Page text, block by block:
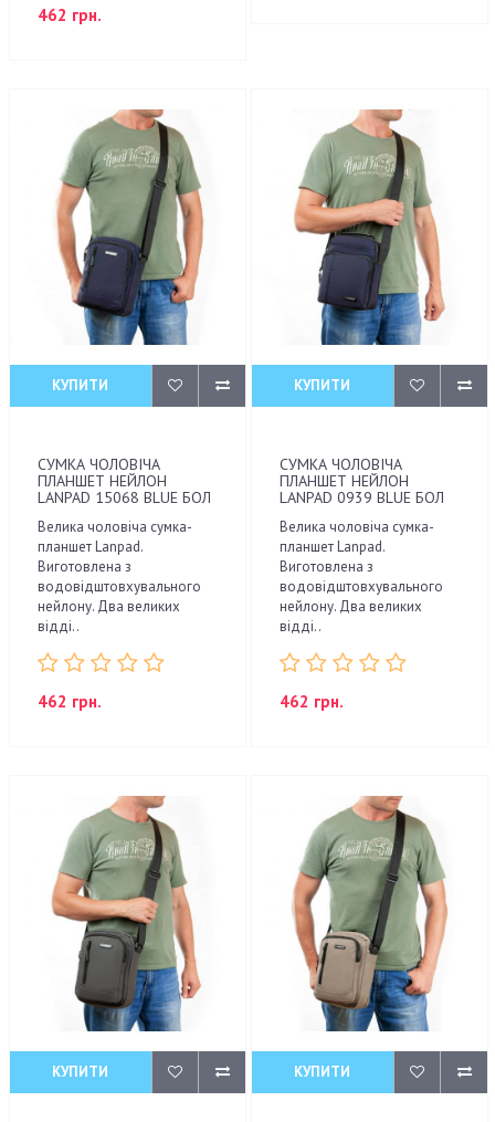
462 грн.
КУПИТИ
СУМКА ЧОЛОВІЧА
ПЛАНШЕТ НЕЙЛОН
LANPAD 15068 BLUE БОЛ
Велика чоловіча сумка-
планшет Lanpad.
Виготовлена з
водовідштовхувального
нейлону. Два великих
відді..
462 грн.
КУПИТИ
СУМКА ЧОЛОВІЧА
ПЛАНШЕТ НЕЙЛОН
LANPAD 0939 BLUE БОЛ
Велика чоловіча сумка-
планшет Lanpad.
Виготовлена з
водовідштовхувального
нейлону. Два великих
відді..
462 грн.
КУПИТИ КУПИТИ